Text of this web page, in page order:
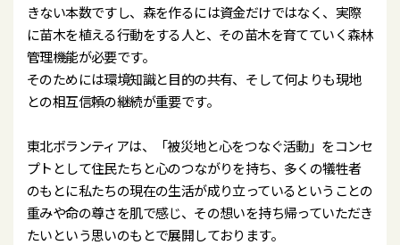
きない本数ですし、森を作るには資金だけではなく、実際
に苗木を植える行動をする人と、その苗木を育てていく森林
管理機能が必要です。
そのためには環境知識と目的の共有、そして何よりも現地
との相互信頼の継続が重要です。
東北ボランティアは、「被災地と心をつなぐ活動」をコンセ
プトとして住民たちと心のつながりを持ち、多くの犠牲者
のもとに私たちの現在の生活が成り立っているということの
重みや命の尊さを肌で感じ、その想いを持ち帰っていただき
たいという思いのもとで展開しております。